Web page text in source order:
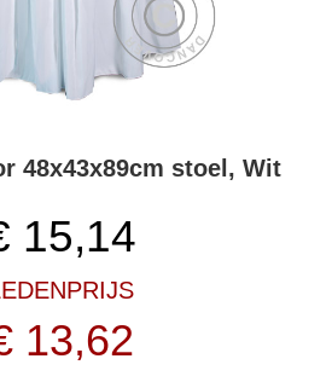
48x43x89cm stoel, Wit
15,14
13,62